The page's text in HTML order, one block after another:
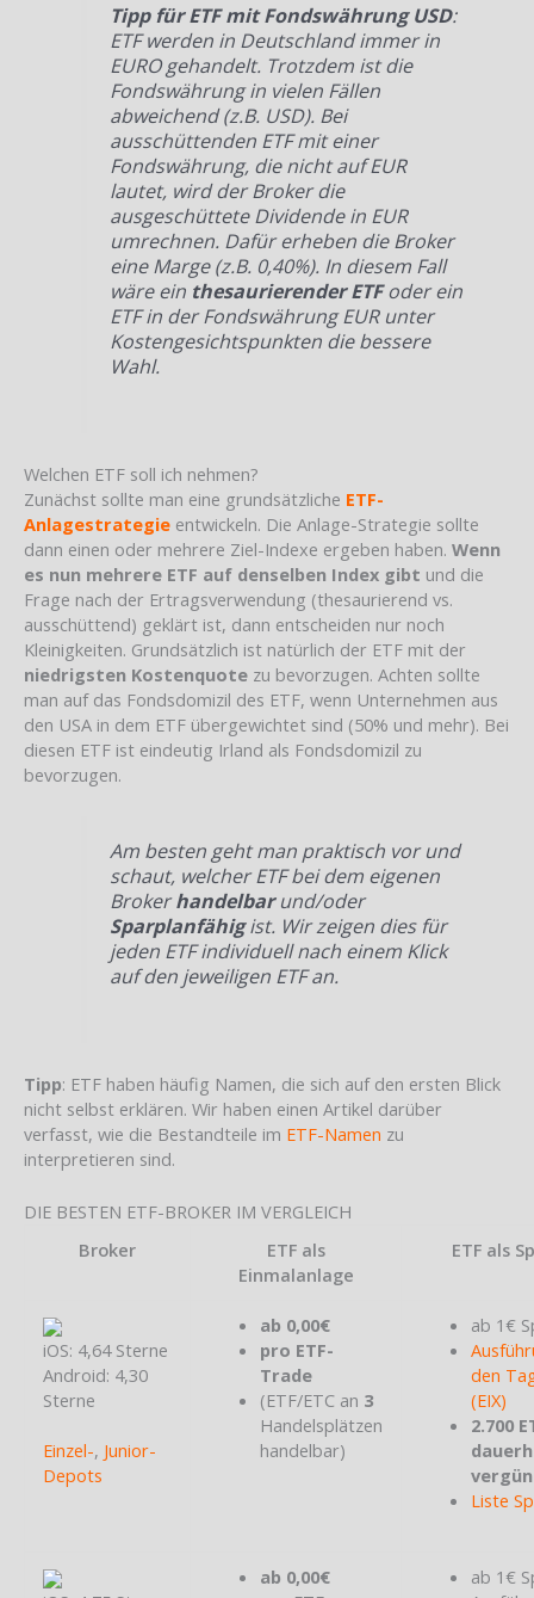
Tipp für ETF mit Fondswährung USD:
ETF werden in Deutschland immer in
EURO gehandelt. Trotzdem ist die
Fondswährung in vielen Fällen
abweichend (z.B. USD). Bei
ausschüttenden ETF mit einer
Fondswährung, die nicht auf EUR
lautet, wird der Broker die
ausgeschüttete Dividende in EUR
umrechnen. Dafür erheben die Broker
eine Marge (z.B. 0,40%). In diesem Fall
wäre ein thesaurierender ETFoder ein
ETF in der Fondswährung EUR unter
Kostengesichtspunkten die bessere
Wahl.
Welchen ETF soll ich nehmen?
Zunächst sollte man eine grundsätzliche ETF-
Anlagestrategie entwickeln. Die Anlage-Strategie sollte
dann einen oder mehrere Ziel-Indexe ergeben haben. Wenn
es nun mehrere ETF auf denselben Index gibt und die
Frage nach der Ertragsverwendung (thesaurierend vs.
ausschüttend) geklärt ist, dann entscheiden nur noch
Kleinigkeiten. Grundsätzlich ist natürlich der ETF mit der
niedrigsten Kostenquote zu bevorzugen. Achten sollte
man auf das Fondsdomizil des ETF, wenn Unternehmen aus
den USA in dem ETF übergewichtet sind (50% und mehr). Bei
diesen ETF ist eindeutig Irland als Fondsdomizil zu
bevorzugen.
Am besten geht man praktisch vor und
schaut, welcher ETF bei dem eigenen
Brokerhandelbarund/oder
Sparplanfähigist. Wir zeigen dies für
jeden ETF individuell nach einem Klick
auf den jeweiligen ETF an.
Tipp: ETF haben häufig Namen, die sich auf den ersten Blick
nicht selbst erklären. Wir haben einen Artikel darüber
verfasst, wie die Bestandteile im ETF-Namen zu
interpretieren sind.
DIE BESTEN ETF-BROKER IM VERGLEICH
Broker
ETF als
Einmalanlage
ETF als
iOS: 4,64 Sterne
Android: 4,30
Sterne
Einzel-, Junior-
Depots
ab 0,00€
pro ETF-
Trade
(ETF/ETC an 3
Handelsplätzen
handelbar)
ab 1€
den
(EIX)
2.700
Liste
ab 0,00€
ab 1€